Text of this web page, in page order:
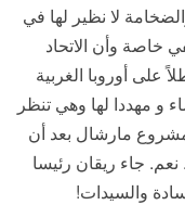
لا نظير لها في
خاصة وأن الاتحاد
على أوروبا الغربية
و مهددا لها وهي تنظر
مشروع مارشال بعد أن
جاء ريقان رئيسا
والسيدات!